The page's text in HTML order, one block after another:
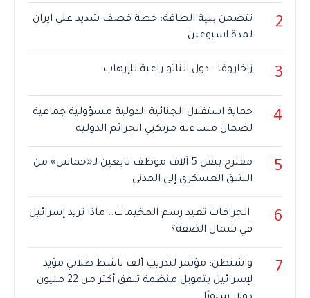
2
تتضمن بنية الطاقة: خطة قصف شديد على ايران
لمدة اسبوعين
3 زاخاروفا : دول الناتو راعية للإرهاب
4
حماية استقلال الجنائية الدولية مسؤولية جماعية
لضمان مساءلة مرتكبي الجرائم الدولية
5
مقترح بنقل 5 آلاف موظف تابعين لـ«حماس» من
الشق العسكري إلى المدني
6
الجرافات تعيد رسم المخيمات.. ماذا تريد إسرائيل
في شمال الضفة؟
7
واشنطن: مؤتمر لتدريب ألف ناشط طلابي مؤيد
لإسرائيل بتمويل منظمة تنفق أكثر من 22 مليون